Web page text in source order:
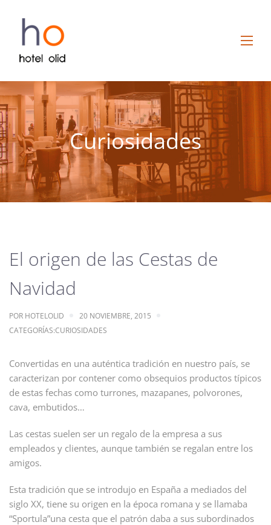
Curiosidades
El origen de las Cestas de
Navidad
POR HOTELOLID
20 NOVIEMBRE, 2015
CATEGORÍAS:CURIOSIDADES
Convertidas en una auténtica tradición en nuestro país, se
caracterizan por contener como obsequios productos típicos
de estas fechas como turrones, mazapanes, polvorones,
cava, embutidos…
Las cestas suelen ser un regalo de la empresa a sus
empleados y clientes, aunque también se regalan entre los
amigos.
Esta tradición que se introdujo en España a mediados del
siglo XX, tiene su origen en la época romana y se llamaba
“Sportula”una cesta que el patrón daba a sus subordinados